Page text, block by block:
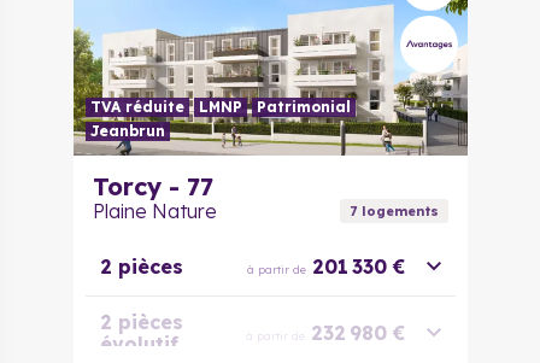
TVA réduite LMNP
Patrimonial
Jeanbrun
Torcy - 77
Plaine Nature 7logements
2 pièces à partir de 201 330 €
2 pièces
évolutif
à partir de 232 980 €